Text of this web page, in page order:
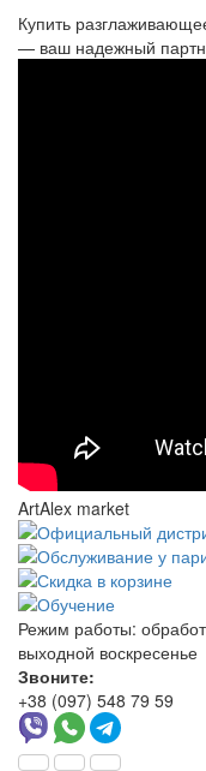
Купить
— ваш надежный
ArtAlex market
Режим работы:
выходной воскресенье
Звоните:
+38 (097) 548 79 59